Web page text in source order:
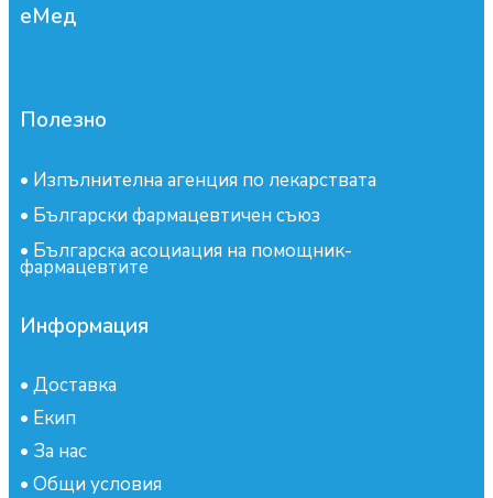
еМед
Полезно
• Изпълнителна агенция по лекарствата
• Български фармацевтичен съюз
• Българска асоциация на помощник-
фармацевтите
Информация
• Доставка
• Екип
• За нас
• Общи условия